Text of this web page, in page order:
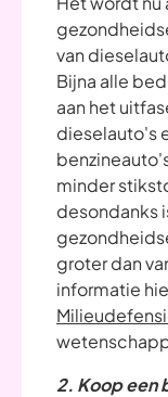
van
Bijna alle
aan het
dieselauto's
minder
desondanks
groter dan
informatie
2. Koop een